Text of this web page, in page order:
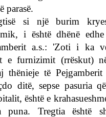
parasë.
si një burim
i është dhënë
a.s.: 'Zoti i ka
e furnizimit (rrëskut)
thënieje të
ditë, sepse pasuria
është e
puna. Tregtia është